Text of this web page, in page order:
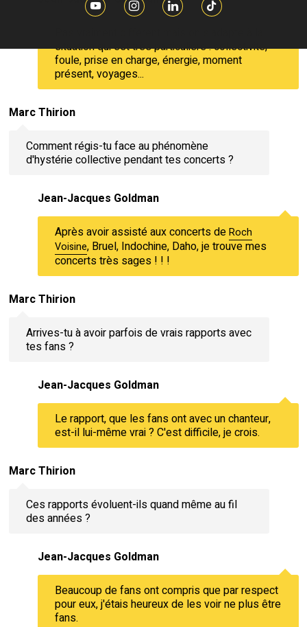
situation qui est très particulière : collectivité,
foule, prise en charge, énergie, moment
présent, voyages...
Marc Thirion
Comment régis-tu face au phénomène
d'hystérie collective pendant tes concerts ?
Jean-Jacques Goldman
Après avoir assisté aux concerts deRoch
Voisine, Bruel, Indochine, Daho, je trouve mes
concerts très sages ! ! !
Marc Thirion
Arrives-tu à avoir parfois de vrais rapports avec
tes fans ?
Jean-Jacques Goldman
Le rapport, que les fans ont avec un chanteur,
est-il lui-même vrai ? C'est difficile, je crois.
Marc Thirion
Ces rapports évoluent-ils quand même au fil
des années ?
Jean-Jacques Goldman
Beaucoup de fans ont compris que par respect
pour eux, j'étais heureux de les voir ne plus être
fans.